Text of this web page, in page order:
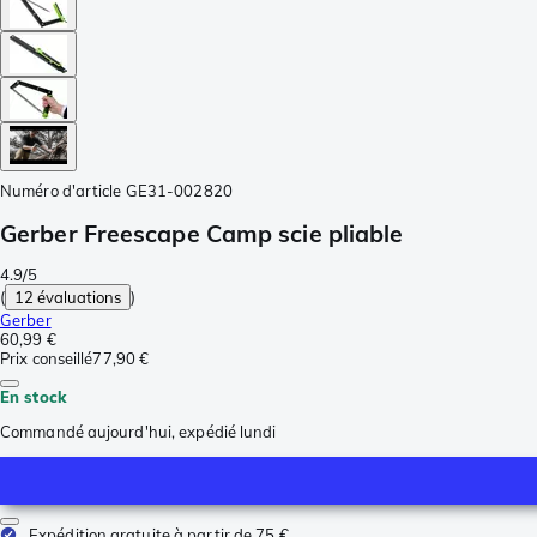
Numéro d'article GE31-002820
Gerber Freescape Camp scie pliable
4.9/5
( 12 évaluations )
Gerber
60,99 €
Prix conseillé77,90 €
En stock
Commandé aujourd'hui, expédié lundi